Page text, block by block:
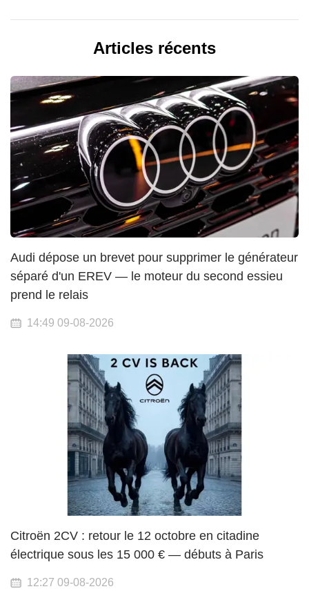
Articles récents
Audi dépose un brevet pour supprimer le générateur
séparé d'un EREV — le moteur du second essieu
prend le relais
14:49 09-08-2026
Citroën 2CV : retour le 12 octobre en citadine
électrique sous les 15 000 € — débuts à Paris
12:27 09-08-2026